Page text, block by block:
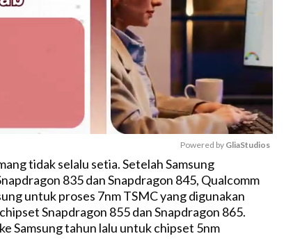
M
u
t
Powered by GliaStudios
tidak selalu setia. Setelah Samsung
835 dan Snapdragon 845, Qualcomm
untuk proses 7nm TSMC yang digunakan
Snapdragon 855 dan Snapdragon 865.
Samsung tahun lalu untuk chipset 5nm